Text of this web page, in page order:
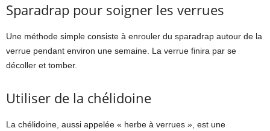
Sparadrap pour soigner les verrues
Une méthode simple consiste à enrouler du sparadrap autour de la
verrue pendant environ une semaine. La verrue finira par se
décoller et tomber.
Utiliser de la chélidoine
La chélidoine, aussi appelée « herbe à verrues », est une